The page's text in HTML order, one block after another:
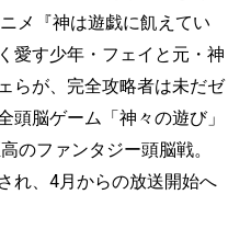
メ『神は遊戯に飢えてい
愛す少年・フェイと元・神
らが、完全攻略者は未だゼ
頭脳ゲーム「神々の遊び」
のファンタジー頭脳戦。
れ、4月からの放送開始へ